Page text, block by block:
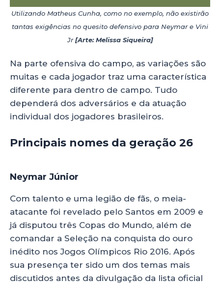
Utilizando Matheus Cunha, como no exemplo, não existirão
tantas exigências no quesito defensivo para Neymar e Vini
Jr[Arte: Melissa Siqueira]
Na parte ofensiva do campo, as variações são
muitas e cada jogador traz uma característica
diferente para dentro de campo. Tudo
dependerá dos adversários e da atuação
individual dos jogadores brasileiros.
Principais nomes da geração 26
Neymar Júnior
Com talento e uma legião de fãs, o meia-
atacante foi revelado pelo Santos em 2009 e
já disputou três Copas do Mundo, além de
comandar a Seleção na conquista do ouro
inédito nos Jogos Olímpicos Rio 2016. Após
sua presença ter sido um dos temas mais
discutidos antes da divulgação da lista oficial